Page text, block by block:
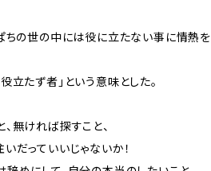
ちの世の中には役に立たない事に情熱を
立たず者」という意味とした。
無ければ探すこと、
だっていいじゃないか！